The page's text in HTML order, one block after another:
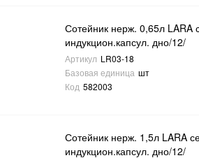
Сотейник нерж. 0,65л
индукцион.капсул. дно/12/
Артикул LR03-18
Базовая единица шт
Код 582003
Сотейник нерж. 1,5л LARA
индукцион.капсул. дно/12/